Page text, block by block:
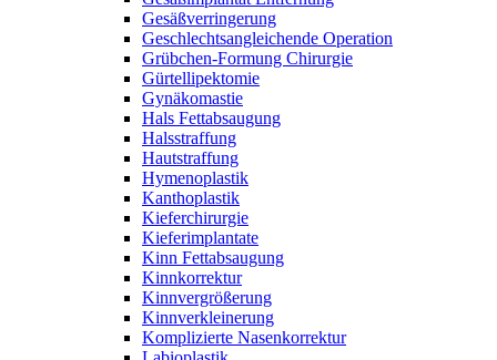
Gesäßverringerung
Geschlechtsangleichende Operation
Grübchen-Formung Chirurgie
Gürtellipektomie
Gynäkomastie
Hals Fettabsaugung
Halsstraffung
Hautstraffung
Hymenoplastik
Kanthoplastik
Kieferchirurgie
Kieferimplantate
Kinn Fettabsaugung
Kinnkorrektur
Kinnvergrößerung
Kinnverkleinerung
Komplizierte Nasenkorrektur